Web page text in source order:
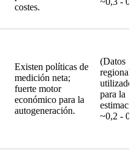
costes.
Existen políticas de
medición neta;
fuerte motor
económico para la
autogeneración.
(Datos
utilizados
para la
~0,2 -